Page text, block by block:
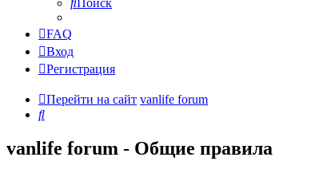
Поиск
FAQ
Вход
Регистрация
Перейти на сайт vanlife forum
Поиск
vanlife forum - Общие правила